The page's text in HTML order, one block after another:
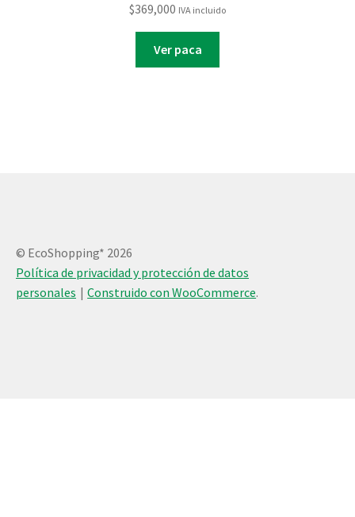
$369,000 IVA incluido
Ver paca
© EcoShopping* 2026
Política de privacidad y protección de datos
personales
Construido con WooCommerce.